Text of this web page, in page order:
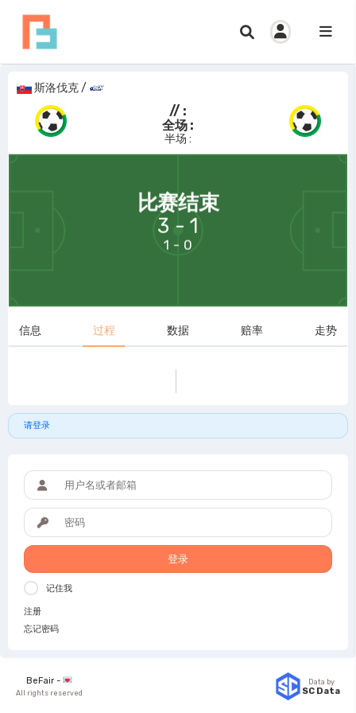
斯洛伐克/
// :
全场 :
半场 :
比赛结束
3 - 1
1 - 0
信息 过程 数据 赔率 走势
请登录
登录
记住我
注册
忘记密码
BeFair -
All rights reserved
Data by
SC Data